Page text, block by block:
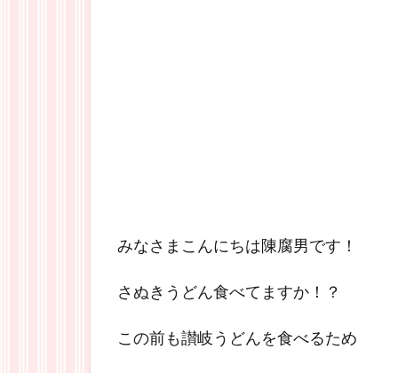
みなさまこんにちは陳腐男です！
さぬきうどん食べてますか！？
この前も讃岐うどんを食べるため